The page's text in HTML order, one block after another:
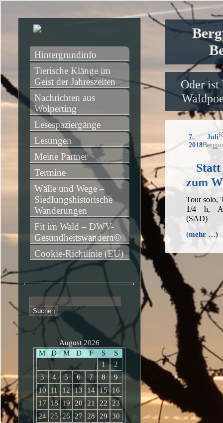
Oder ist
7. Juli
2018
Statt
zum
Tour solo,
1/4 h,
(SAD)
(mehr …)
Hintergrundinfo
Tierische Klänge im
Geist der Jahreszeiten
Nachrichten aus
Wolperting
Lesespaziergänge
Lesungen
Meine Partner
Termine
Wälle und Wege –
Siedlungshistorische
Wanderungen
Fit im Wald – DWV-
Gesundheitswandern©
Cookie-Richtlinie (EU)
nach:
August 2026
M
D M D F S
S
1
2
3
4 5 6 7 8
9
10
11 12 13 14 15
16
17
18 19 20 21 22
23
24 25 26 27 28 29
30